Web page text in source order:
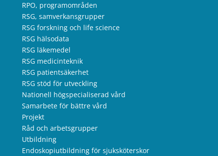
RPO, programområden
RSG, samverkansgrupper
RSG forskning och life science
RSG hälsodata
RSG läkemedel
RSG medicinteknik
RSG patientsäkerhet
RSG stöd för utveckling
Nationell högspecialiserad vård
Samarbete för bättre vård
Projekt
Råd och arbetsgrupper
Utbildning
Endoskopiutbildning för sjuksköterskor